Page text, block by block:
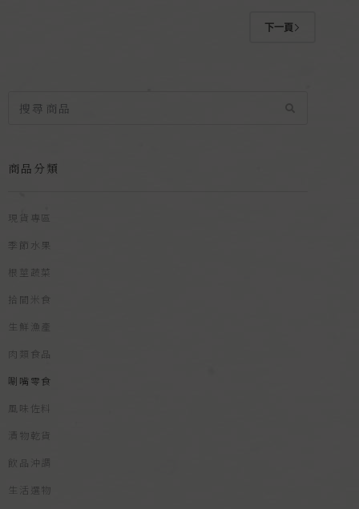
下一頁
商品分類
現貨專區
季節水果
根莖蔬菜
拾間米食
生鮮漁產
肉類食品
唰嘴零食
風味佐料
漬物乾貨
飲品沖調
生活選物